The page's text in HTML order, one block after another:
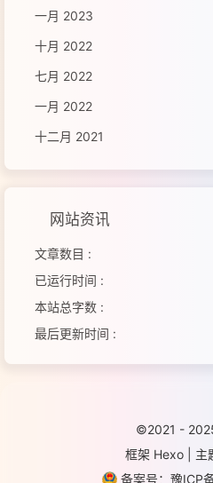
一月 2023
十月 2022
七月 2022
一月 2022
十二月 2021
网站资讯
文章数目 :
已运行时间 :
本站总字数 :
最后更新时间 :
©2021 -
框架 Hexo 主
备案号：豫ICP